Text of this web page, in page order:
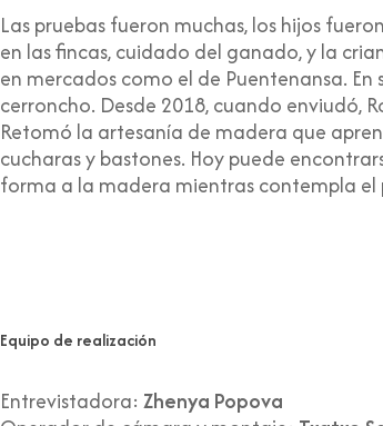
Las pruebas fueron muchas, los hijos
en las fincas, cuidado del ganado, y la
en mercados como el de Puentenansa.
cerroncho. Desde 2018, cuando enviudó,
Retomó la artesanía de madera que
cucharas y bastones. Hoy puede
forma a la madera mientras contempla el
Equipo de realización
Entrevistadora:Zhenya Popova